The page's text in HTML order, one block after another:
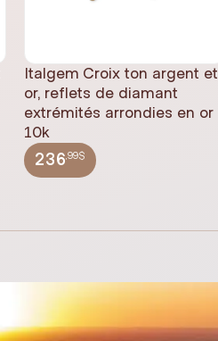
Italgem Croix ton argent et
or, reflets de diamant
extrémités arrondies en or
10k
236,99$